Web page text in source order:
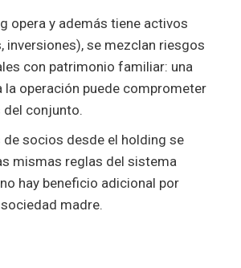
opera y además tiene activos
inversiones), se mezclan riesgos
con patrimonio familiar: una
la operación puede comprometer
conjunto.
socios desde el holding se
mismas reglas del sistema
hay beneficio adicional por
madre.